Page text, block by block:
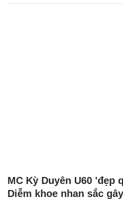
MC Kỳ Duyên U60 'đẹp
Diễm khoe nhan sắc